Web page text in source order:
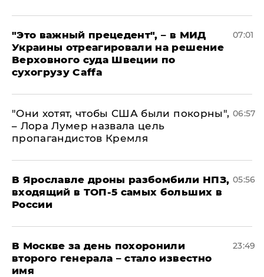
"Это важный прецедент", – в МИД
Украины отреагировали на решение
Верховного суда Швеции по
сухогрузу Caffa
07:01
"Они хотят, чтобы США были покорны",
– Лора Лумер назвала цель
пропагандистов Кремля
06:57
В Ярославле дроны разбомбили НПЗ,
входящий в ТОП-5 самых больших в
России
05:56
В Москве за день похоронили
второго генерала – стало известно
имя
23:49